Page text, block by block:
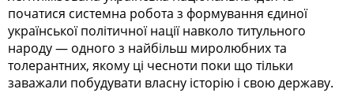
початися системна робота з формування єдиної
української політичної нації навколо титульного
народу — одного з найбільш миролюбних та
толерантних, якому ці чесноти поки що тільки
заважали побудувати власну історію і свою державу.